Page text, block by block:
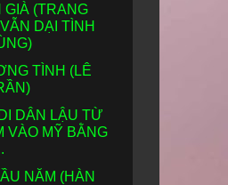
GIÀ (TRANG
DẠI TÌNH
TÌNH (LÊ
DÂN LẬU TỪ
VÀO MỸ BẰNG
NĂM (HÀN